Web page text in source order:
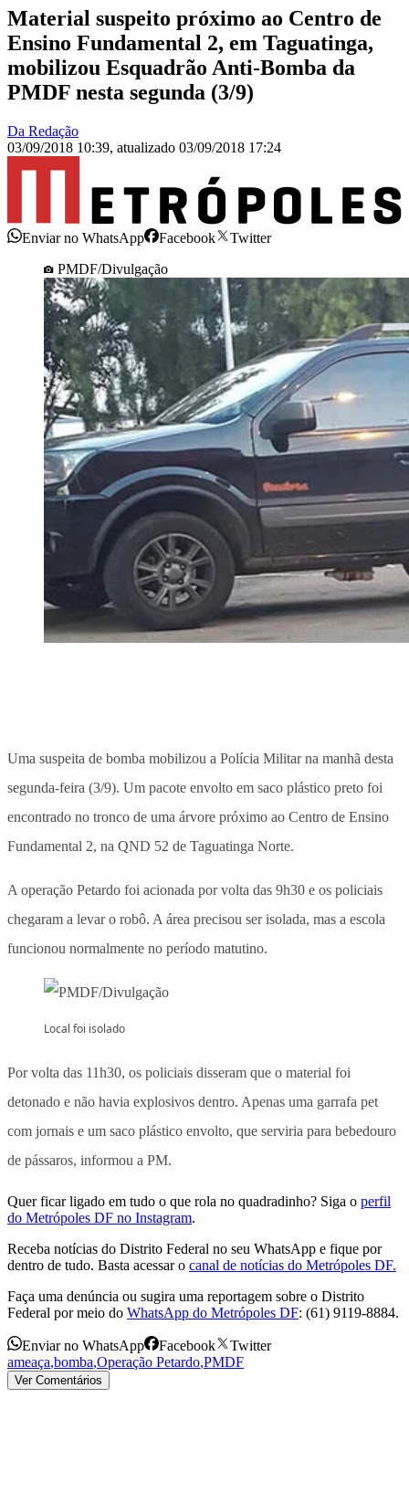
Material suspeito próximo ao Centro de
Ensino Fundamental 2, em Taguatinga,
mobilizou Esquadrão Anti-Bomba da
PMDF nesta segunda (3/9)
Da Redação
03/09/2018 10:39, atualizado 03/09/2018 17:24
Enviar no WhatsApp Facebook
Twitter
PMDF/Divulgação
Uma suspeita de bomba mobilizou a Polícia Militar na manhã desta
segunda-feira (3/9). Um pacote envolto em saco plástico preto foi
encontrado no tronco de uma árvore próximo ao Centro de Ensino
Fundamental 2, na QND 52 de Taguatinga Norte.
A operação Petardo foi acionada por volta das 9h30 e os policiais
chegaram a levar o robô. A área precisou ser isolada, mas a escola
funcionou normalmente no período matutino.
Local foi isolado
Por volta das 11h30, os policiais disseram que o material foi
detonado e não havia explosivos dentro. Apenas uma garrafa pet
com jornais e um saco plástico envolto, que serviria para bebedouro
de pássaros, informou a PM.
Quer ficar ligado em tudo o que rola no quadradinho? Siga o perfil
do Metrópoles DF no Instagram.
Receba notícias do Distrito Federal no seu WhatsApp e fique por
dentro de tudo. Basta acessar o canal de notícias do Metrópoles DF.
Faça uma denúncia ou sugira uma reportagem sobre o Distrito
Federal por meio do WhatsApp do Metrópoles DF: (61) 9119-8884.
Enviar no WhatsApp Facebook
Twitter
ameaça,bomba,Operação Petardo,PMDF
Ver Comentários